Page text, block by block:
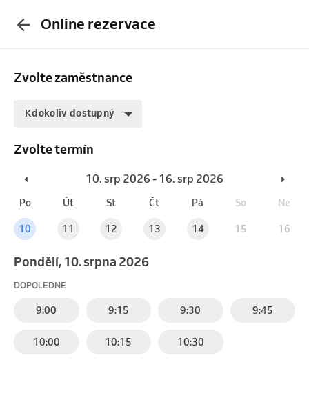
Online rezervace
Zvolte zaměstnance
Kdokoliv dostupný
Zvolte termín
10. srp 2026 - 16. srp 2026
Po Út St Čt Pá So Ne
10 11 12 13 14 15 16
pondělí, 10. srpna 2026
DOPOLEDNE
9:00 9:15 9:30 9:45
10:00 10:15 10:30